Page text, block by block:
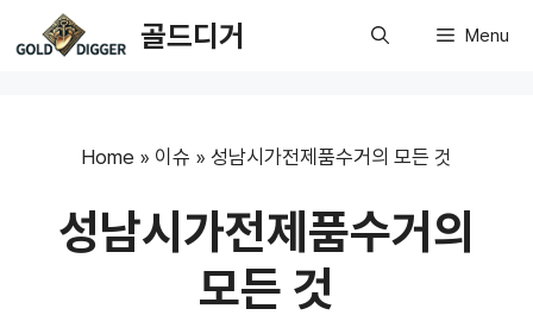
to
골드디거 Menu
Home » 이슈 » 성남시가전제품수거의 모든 것
성남시가전제품수거의
모든 것